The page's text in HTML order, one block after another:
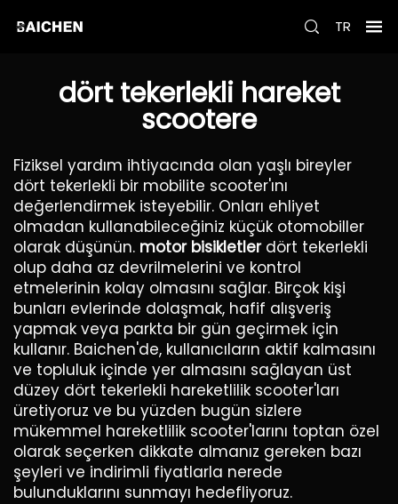
TR
dört tekerlekli hareket
scootere
Fiziksel yardım ihtiyacında olan yaşlı bireyler
dört tekerlekli bir mobilite scooter'ını
değerlendirmek isteyebilir. Onları ehliyet
olmadan kullanabileceğiniz küçük otomobiller
olarak düşünün. motor bisikletler dört tekerlekli
olup daha az devrilmelerini ve kontrol
etmelerinin kolay olmasını sağlar. Birçok kişi
bunları evlerinde dolaşmak, hafif alışveriş
yapmak veya parkta bir gün geçirmek için
kullanır. Baichen'de, kullanıcıların aktif kalmasını
ve topluluk içinde yer almasını sağlayan üst
düzey dört tekerlekli hareketlilik scooter'ları
üretiyoruz ve bu yüzden bugün sizlere
mükemmel hareketlilik scooter'larını toptan özel
olarak seçerken dikkate almanız gereken bazı
şeyleri ve indirimli fiyatlarla nerede
bulunduklarını sunmayı hedefliyoruz.